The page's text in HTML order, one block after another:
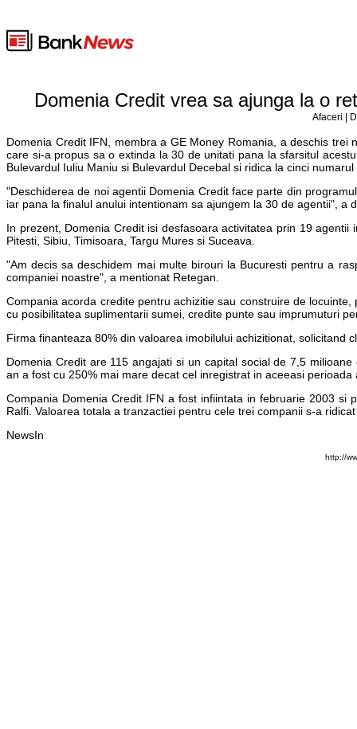
Domenia Credit vrea sa ajunga la o
Afaceri |
Domenia Credit IFN, membra a GE Money Romania, a deschis
care si-a propus sa o extinda la 30 de unitati pana la sfarsitul
Bulevardul Iuliu Maniu si Bulevardul Decebal si ridica la cinci
"Deschiderea de noi agentii Domenia Credit face parte din
iar pana la finalul anului intentionam sa ajungem la 30 de agentii",
In prezent, Domenia Credit isi desfasoara activitatea prin 19
Pitesti, Sibiu, Timisoara, Targu Mures si Suceava.
"Am decis sa deschidem mai multe birouri la Bucuresti pentru a
companiei noastre", a mentionat Retegan.
Compania acorda credite pentru achizitie sau construire de
cu posibilitatea suplimentarii sumei, credite punte sau imprumuturi
Firma finanteaza 80% din valoarea imobilului achizitionat, solicitand
Domenia Credit are 115 angajati si un capital social de 7,5
an a fost cu 250% mai mare decat cel inregistrat in aceeasi perioada
Compania Domenia Credit IFN a fost infiintata in februarie 2003 si
Ralfi. Valoarea totala a tranzactiei pentru cele trei companii s-a
NewsIn
http://